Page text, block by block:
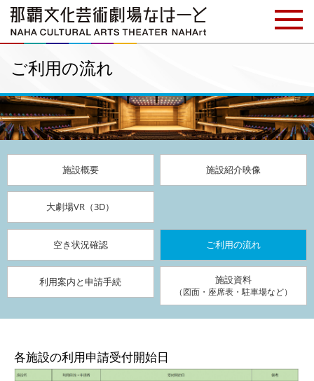
ご利用の流れ
施設概要 施設紹介映像
大劇場VR（3D）
空き状況確認 ご利用の流れ
利用案内と申請手続 施設資料
（図面・座席表・駐車場など）
各施設の利用申請受付開始日